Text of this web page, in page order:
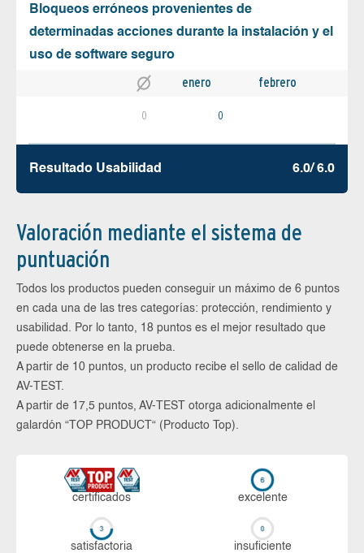
Bloqueos erróneos provenientes de
determinadas acciones durante la instalación y el
uso de software seguro
enero febrero
0 0
Resultado Usabilidad 6.0/ 6.0
Valoración mediante el sistema de
puntuación
Todos los productos pueden conseguir un máximo de 6 puntos
en cada una de las tres categorías: protección, rendimiento y
usabilidad. Por lo tanto, 18 puntos es el mejor resultado que
puede obtenerse en la prueba.
A partir de 10 puntos, un producto recibe el sello de calidad de
AV-TEST.
A partir de 17,5 puntos, AV-TEST otorga adicionalmente el
galardón “TOP PRODUCT“ (Producto Top).
certi­ficados ex­ce­len­te
sa­tis­fac­to­ria in­su­fi­cien­te